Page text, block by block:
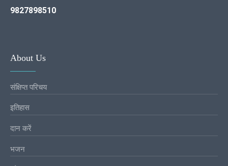
9827898510
About Us
संक्षिप्त परिचय
इतिहास
दान करें
भजन